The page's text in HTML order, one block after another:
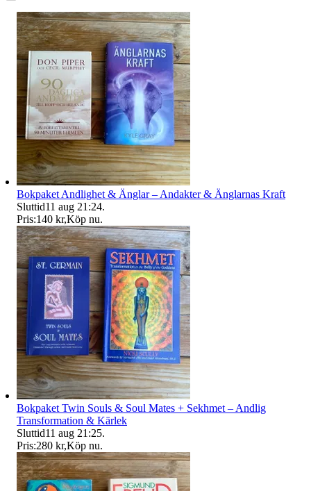
Bokpaket Andlighet & Änglar – Andakter & Änglarnas Kraft
Sluttid11 aug 21:24.
Pris:140 kr,Köp nu.
Bokpaket Twin Souls & Soul Mates + Sekhmet – Andlig
Transformation & Kärlek
Sluttid11 aug 21:25.
Pris:280 kr,Köp nu.